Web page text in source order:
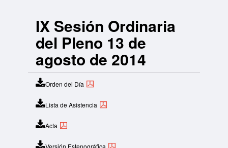
IX Sesión Ordinaria
del Pleno 13 de
agosto de 2014
Orden del Día
Lista de Asistencia
Acta
Versión Estenográfica